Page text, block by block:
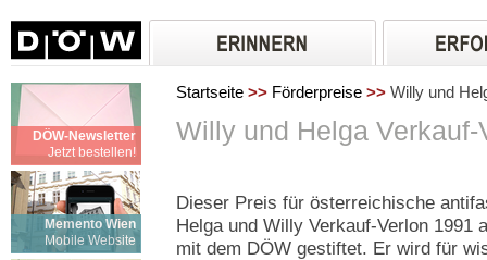
DÖW-Newsletter
Jetzt bestellen!
Memento Wien
Mobile Website
Startseite >> Förderpreise >> Willy und
Willy und Helga Verkauf-
Dieser Preis für österreichische
Helga und Willy Verkauf-Verlon 1991
mit dem DÖW gestiftet. Er wird für